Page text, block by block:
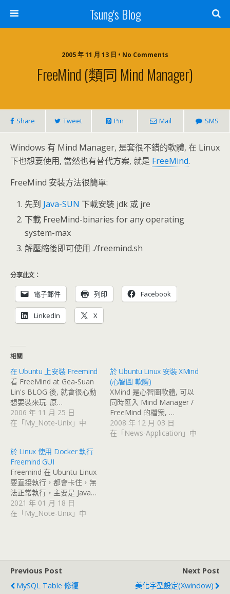
Tsung's Blog
2005 年 11 月 13 日 • No Comments
FreeMind (類同 Mind Manager)
Share Tweet Pin Mail SMS
Windows 有 Mind Manager, 是套很不錯的軟體, 在 Linux
下也想要使用, 當然也有替代方案, 就是 FreeMind.
FreeMind 安裝方法很簡單:
先到 Java-SUN 下載安裝 jdk 或 jre
下載 FreeMind-binaries for any operating
system-max
解壓縮後即可使用 ./freemind.sh
分享此文：
電子郵件 列印 Facebook
LinkedIn X
相關
在 Ubuntu 上安裝 Freemind
看 FreeMind at Gea-Suan
Lin's BLOG 後, 就會很心動
想要裝來玩. 原…
2006 年 11 月 25 日
在「My_Note-Unix」中
於 Ubuntu Linux 安裝 XMind
(心智圖 軟體)
XMind 是心智圖軟體, 可以
同時匯入 Mind Manager /
FreeMind 的檔案, …
2008 年 12 月 03 日
在「News-Application」中
於 Linux 使用 Docker 執行
Freemind GUI
Freemind 在 Ubuntu Linux
要直接執行，都會卡住，無
法正常執行，主要是 Java…
2021 年 01 月 18 日
在「My_Note-Unix」中
Previous Post
MySQL Table 修復
Next Post
美化字型設定(Xwindow)